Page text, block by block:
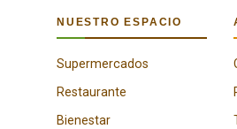
NUESTRO ESPACIO
Supermercados
Restaurante
Bienestar